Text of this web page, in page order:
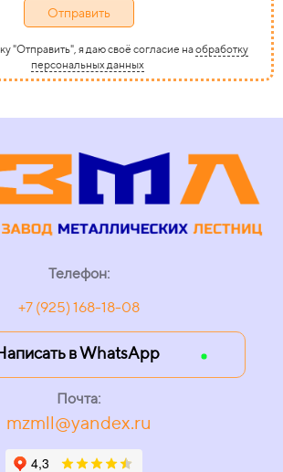
Отправить
"Отправить", я даю своё согласие наобработку
персональных данных
Телефон:
+7 (925) 168-18-08
в WhatsApp
Почта:
mzmll@yandex.ru